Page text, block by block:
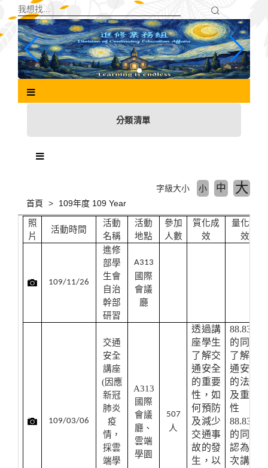
主
分類清單
首頁 109年度 109 Year
字級大小 小 中 大
照
片
活動時間
活動
名稱
活動
地點
參加
人數
質化成
效
量化成
效
109/11/26
進修
部學
生會
自治
幹部
研習
A313
國際
會議
廳
109/03/06
交通
安全
講座
(因應
新冠
肺炎
疫
情，
採雲
端學
A313
國際
會議
廳、
雲端
學園
507
人
透過講
座學生
了解交
通安全
的重要
性，如
何預防
及減少
交通事
故的發
生，以
88.83%
的同學
了解交
通安全
的法律
及重要
性，
88.83%
的同學
認為本
次講座